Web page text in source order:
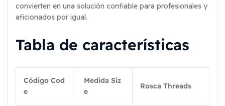
convierten en una solución confiable para profesionales y
aficionados por igual.
Tabla de características
Código Cod
e
Medida Siz
e
Rosca Threads